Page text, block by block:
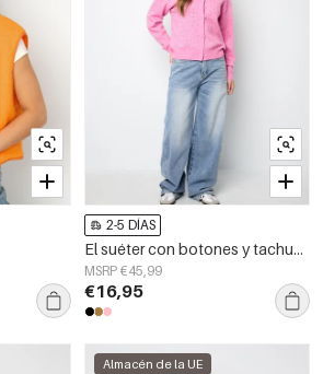
2-5 DÍAS
El suéter con botones y tachuelas
MSRP €45,99
€16,95
Almacén de la UE